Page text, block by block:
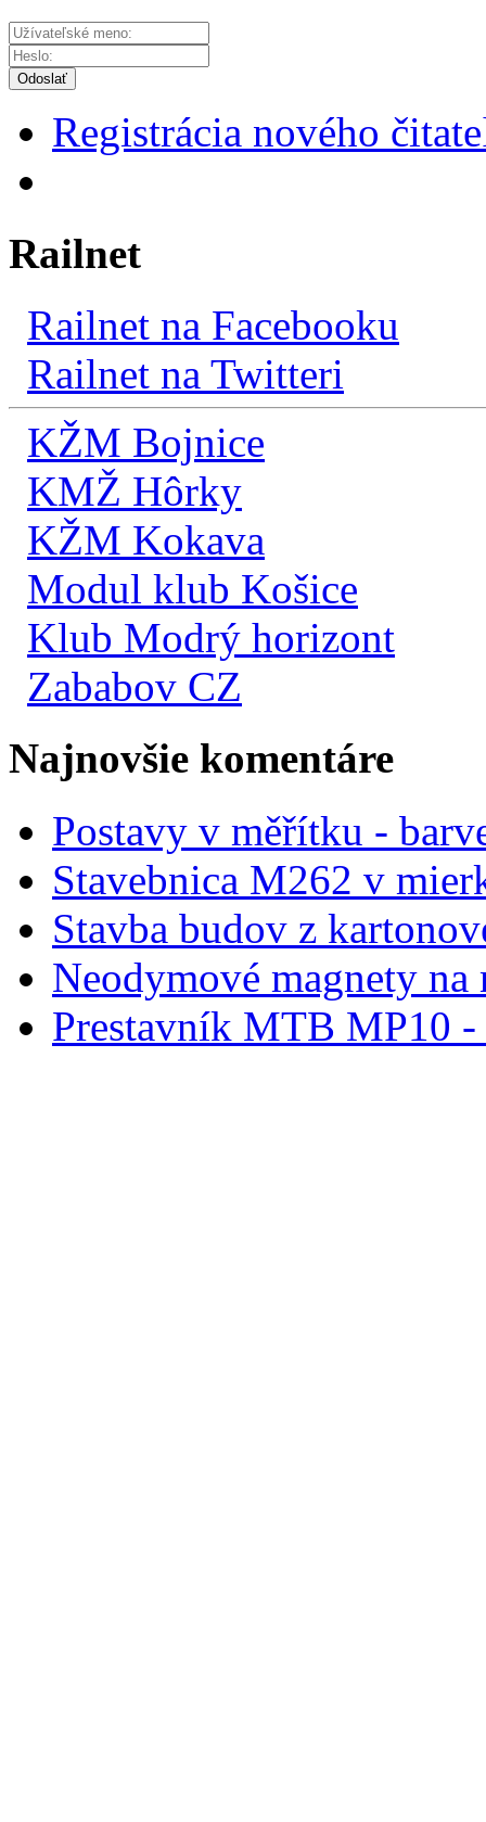
Odoslať
Registrácia nového
Railnet
Railnet na Facebooku
Railnet na Twitteri
KŽM Bojnice
KMŽ Hôrky
KŽM Kokava
Modul klub Košice
Klub Modrý horizont
Zababov CZ
Najnovšie komentáre
Postavy v měřítku -
Stavebnica M262 v
Stavba budov z
Neodymové magnety na
Prestavník MTB MP10